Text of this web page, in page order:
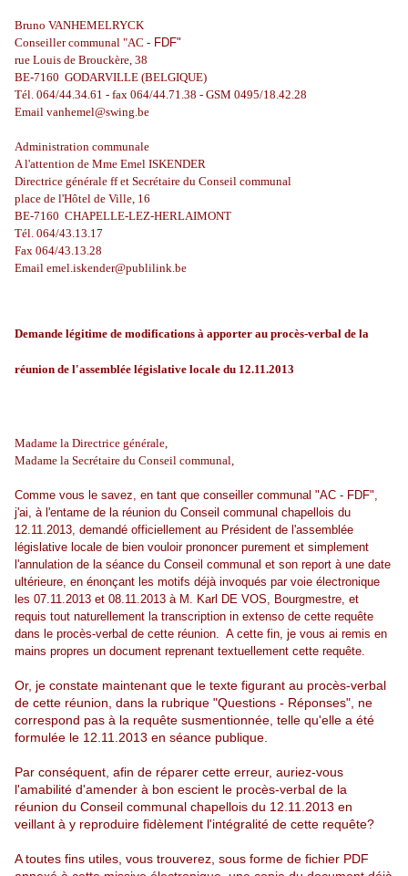
Bruno VANHEMELRYCK
Conseiller communal "AC - FDF"
rue Louis de Brouckère, 38
BE-7160 GODARVILLE (BELGIQUE)
Tél. 064/44.34.61 - fax 064/44.71.38 - GSM 0495/18.42.28
Email vanhemel@swing.be
Administration communale
A l'attention de Mme Emel ISKENDER
Directrice générale ff et Secrétaire du Conseil communal
place de l'Hôtel de Ville, 16
BE-7160 CHAPELLE-LEZ-HERLAIMONT
Tél. 064/43.13.17
Fax 064/43.13.28
Email emel.iskender@publilink.be
Demande légitime de modifications à apporter au procès-verbal de la
réunion de l'assemblée législative locale du 12.11.2013
Madame la Directrice générale,
Madame la Secrétaire du Conseil communal,
Comme vous le savez, en tant que conseiller communal "AC - FDF",
j'ai, à l'entame de la réunion du Conseil communal chapellois du
12.11.2013, demandé officiellement au Président de l'assemblée
législative locale de bien vouloir prononcer purement et simplement
l'annulation de la séance du Conseil communal et son report à une date
ultérieure, en énonçant les motifs déjà invoqués par voie électronique
les 07.11.2013 et 08.11.2013 à M. Karl DE VOS, Bourgmestre, et
requis tout naturellement la transcription in extenso de cette requête
dans le procès-verbal de cette réunion. A cette fin, je vous ai remis en
mains propres un document reprenant textuellement cette requête.
Or, je constate maintenant que le texte figurant au procès-verbal
de cette réunion, dans la rubrique "Questions - Réponses", ne
correspond pas à la requête susmentionnée, telle qu'elle a été
formulée le 12.11.2013 en séance publique.
Par conséquent, afin de réparer cette erreur, auriez-vous
l'amabilité d'amender à bon escient le procès-verbal de la
réunion du Conseil communal chapellois du 12.11.2013 en
veillant à y reproduire fidèlement l'intégralité de cette requête?
A toutes fins utiles, vous trouverez, sous forme de fichier PDF